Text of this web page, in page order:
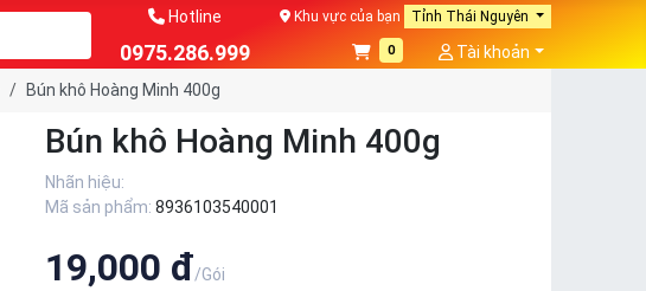
Hotline
0975.286.999
Khu vực của bạn Tỉnh Thái Nguyên
0 Tài khoản
Bún khô Hoàng Minh 400g
Bún khô Hoàng Minh 400g
Nhãn hiệu:
Mã sản phẩm: 8936103540001
19,000 đ/Gói